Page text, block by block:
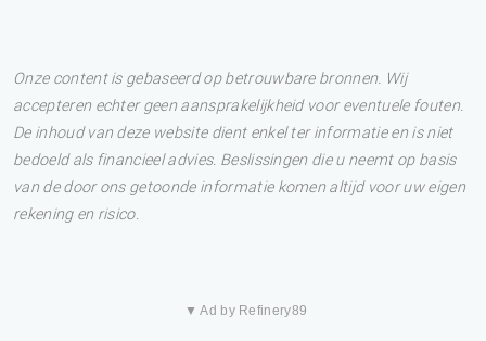
Onze content is gebaseerd op betrouwbare bronnen. Wij
accepteren echter geen aansprakelijkheid voor eventuele fouten.
De inhoud van deze website dient enkel ter informatie en is niet
bedoeld als financieel advies. Beslissingen die u neemt op basis
van de door ons getoonde informatie komen altijd voor uw eigen
rekening en risico.
▼ Ad by Refinery89